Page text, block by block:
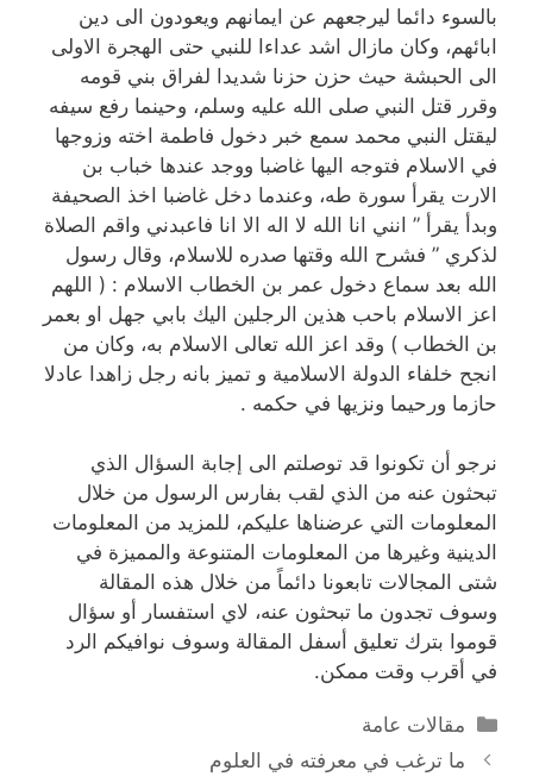
بالسوء دائما ليرجعهم عن ايمانهم ويعودون الى دين
ابائهم، وكان مازال اشد عداءا للنبي حتى الهجرة الاولى
الى الحبشة حيث حزن حزنا شديدا لفراق بني قومه
وقرر قتل النبي صلى الله عليه وسلم، وحينما رفع سيفه
ليقتل النبي محمد سمع خبر دخول فاطمة اخته وزوجها
في الاسلام فتوجه اليها غاضبا ووجد عندها خباب بن
الارت يقرأ سورة طه، وعندما دخل غاضبا اخذ الصحيفة
وبدأ يقرأ ” انني انا الله لا اله الا انا فاعبدني واقم الصلاة
لذكري ” فشرح الله وقتها صدره للاسلام، وقال رسول
الله بعد سماع دخول عمر بن الخطاب الاسلام : ( اللهم
اعز الاسلام باحب هذين الرجلين اليك بابي جهل او بعمر
بن الخطاب ) وقد اعز الله تعالى الاسلام به، وكان من
انجح خلفاء الدولة الاسلامية و تميز بانه رجل زاهدا عادلا
حازما ورحيما ونزيها في حكمه .
نرجو أن تكونوا قد توصلتم الى إجابة السؤال الذي
تبحثون عنه من الذي لقب بفارس الرسول من خلال
المعلومات التي عرضناها عليكم، للمزيد من المعلومات
الدينية وغيرها من المعلومات المتنوعة والمميزة في
شتى المجالات تابعونا دائماً من خلال هذه المقالة
وسوف تجدون ما تبحثون عنه، لاي استفسار أو سؤال
قوموا بترك تعليق أسفل المقالة وسوف نوافيكم الرد
في أقرب وقت ممكن.
التصنيفات
مقالات عامة
ما ترغب في معرفته في العلوم